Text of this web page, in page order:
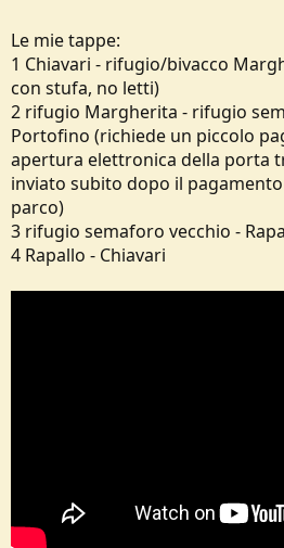
Le mie tappe:
1 Chiavari - rifugio/bivacco
con stufa, no letti)
2 rifugio Margherita - rifugio
Portofino (richiede un piccolo
apertura elettronica della porta
inviato subito dopo il
parco)
3 rifugio semaforo vecchio -
4 Rapallo - Chiavari